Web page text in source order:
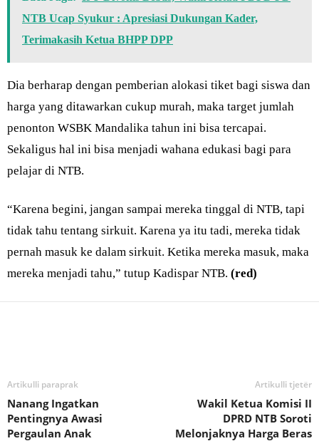
NTB Ucap Syukur : Apresiasi Dukungan Kader,
Terimakasih Ketua BHPP DPP
Dia berharap dengan pemberian alokasi tiket bagi siswa dan
harga yang ditawarkan cukup murah, maka target jumlah
penonton WSBK Mandalika tahun ini bisa tercapai.
Sekaligus hal ini bisa menjadi wahana edukasi bagi para
pelajar di NTB.
“Karena begini, jangan sampai mereka tinggal di NTB, tapi
tidak tahu tentang sirkuit. Karena ya itu tadi, mereka tidak
pernah masuk ke dalam sirkuit. Ketika mereka masuk, maka
mereka menjadi tahu,” tutup Kadispar NTB. (red)
Artikulli paraprak
Nanang Ingatkan
Pentingnya Awasi
Pergaulan Anak
Artikulli tjetër
Wakil Ketua Komisi II
DPRD NTB Soroti
Melonjaknya Harga Beras